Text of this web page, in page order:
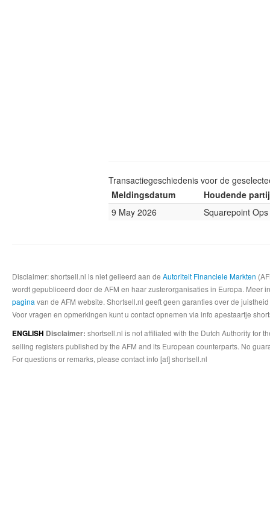
Transactiegeschiedenis voor de
Meldingsdatum
Houdende partij
9 May 2026
Squarepoint Ops
Disclaimer: shortsell.nl is niet gelieerd aan de Autoriteit Financiele Markten
wordt gepubliceerd door de AFM en haar zusterorganisaties in Europa.
pagina van de AFM website. Shortsell.nl geeft geen garanties over de
Voor vragen en opmerkingen kunt u contact opnemen via info apestaartje
ENGLISH Disclaimer: shortsell.nl is not affiliated with the Dutch Authority for
selling registers published by the AFM and its European counterparts. No
For questions or remarks, please contact info [at] shortsell.nl